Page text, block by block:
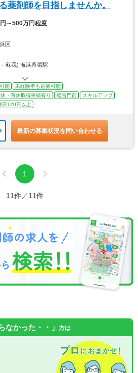
薬剤師を目指しませんか。
～500万円程度
区
蘇我) 海浜幕張駅
能
未経験者も応募可能
休・育休取得実績有り 総合門前
スキルアップ
日120日以上
最新の募集状況を問い合わせる
1
11件／11件
なかった・・」 方は